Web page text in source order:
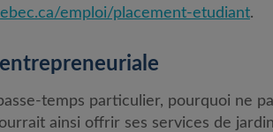
emploi/placement-etudiant.
temps particulier, pourquoi ne
ainsi offrir ses services de